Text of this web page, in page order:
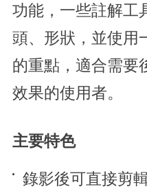
功能，一些註解工
頭、形狀，並使用
的重點，適合需要
效果的使用者。
主要特色
錄影後可直接剪